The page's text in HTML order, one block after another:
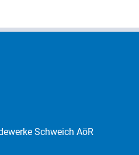
Schweich AöR